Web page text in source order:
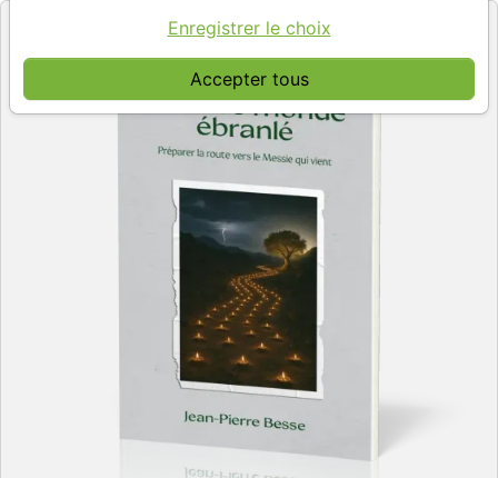
Accepter tous
Enregistrer le choix